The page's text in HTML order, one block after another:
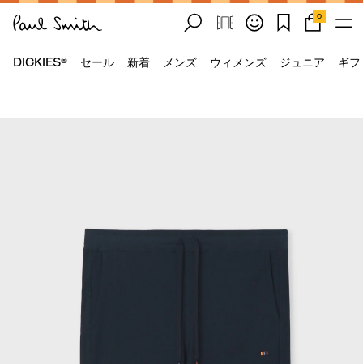
0
DICKIES® セール 新着 メンズ ウィメンズ ジュニア ギ